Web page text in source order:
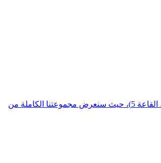
عزيزي العميل، نحن ندعوكم بكل ترحاب لزيارة معرض PCIM القادم (9-11 يونيو، مركز نورمبرغ للمعارض، ألمانيا). نُرحب بكم في جناحنا (رقم الجناح: 224، القاعة 5)، حيث سنعرض مجموعتنا الكاملة من